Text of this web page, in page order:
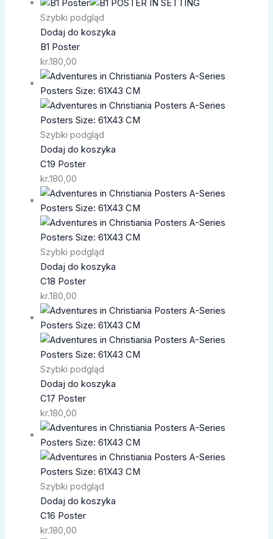
Szybki podgląd
Dodaj do koszyka
B1 Poster
kr.180,00
Szybki podgląd
Dodaj do koszyka
C19 Poster
kr.180,00
Szybki podgląd
Dodaj do koszyka
C18 Poster
kr.180,00
Szybki podgląd
Dodaj do koszyka
C17 Poster
kr.180,00
Szybki podgląd
Dodaj do koszyka
C16 Poster
kr.180,00